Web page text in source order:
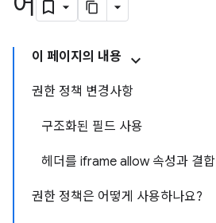
이 페이지의 내용
권한 정책 변경사항
구조화된 필드 사용
헤더를 iframe allow 속성과 결합
권한 정책은 어떻게 사용하나요?